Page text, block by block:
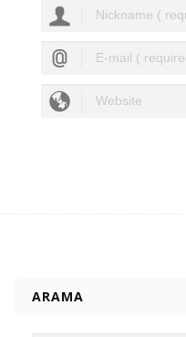
ARAMA